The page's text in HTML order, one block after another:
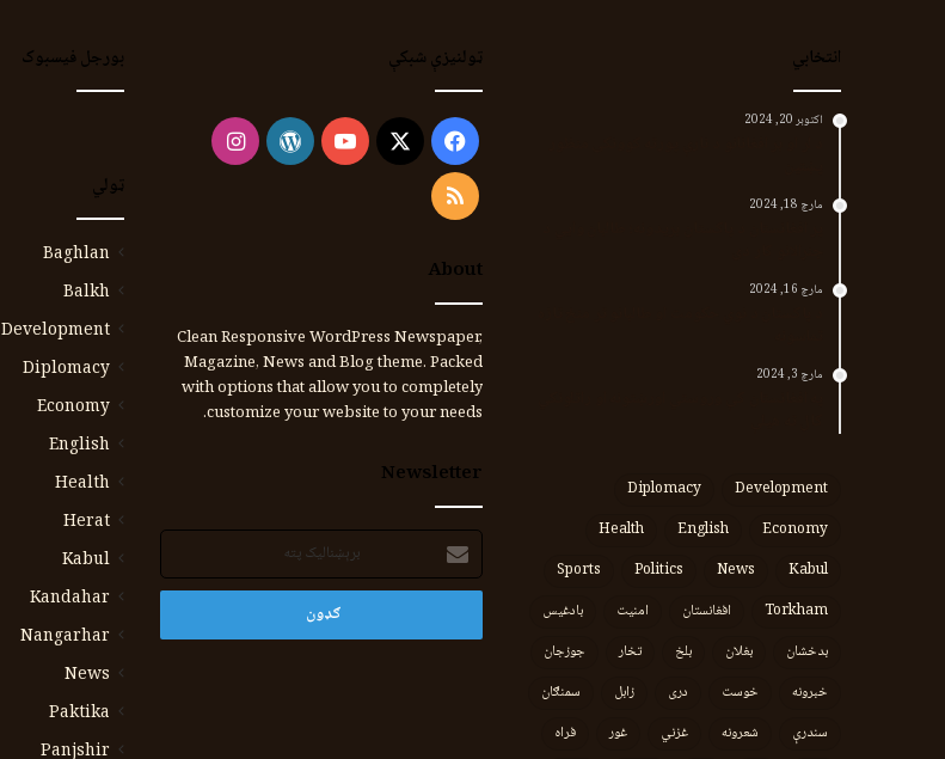
انتخابي
اکتوبر 20, 2024
مارچ 18, 2024
مارچ 16, 2024
مارچ 3, 2024
Development
Diplomacy
Economy
English
Health
Kabul
News
Politics
Sports
Torkham
افغانستان امنیت
بادغیس
بدخشان
بغلان بلخ تخار
جوزجان
خبرونه
خوست دری زابل
سمنګان
سندرې
شعرونه غزني غور فراه
ټولنیزې شبکې
Facebook
X
YouTube
WordPress
Instagram
RSS
About
Clean Responsive WordPress Newspaper,
Magazine, News and Blog theme. Packed
with options that allow you to completely
customize your website to your needs.
Newsletter
برېښنالیک
پته
بورجل فیسبوک
ټولي
Baghlan
Balkh
Development
Diplomacy
Economy
English
Health
Herat
Kabul
Kandahar
Nangarhar
News
Paktika
Panjshir